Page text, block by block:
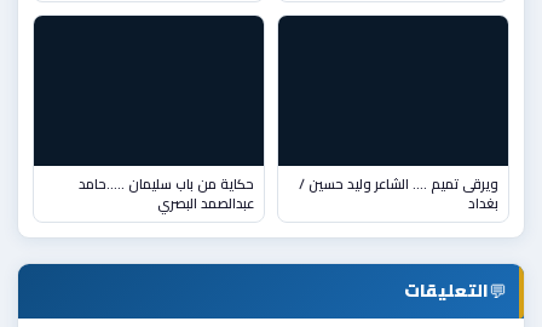
ويرقى تميم …. الشاعر وليد حسين /
بغداد
حكاية من باب سليمان …..حامد
عبدالصمد البصري
💬التعليقات